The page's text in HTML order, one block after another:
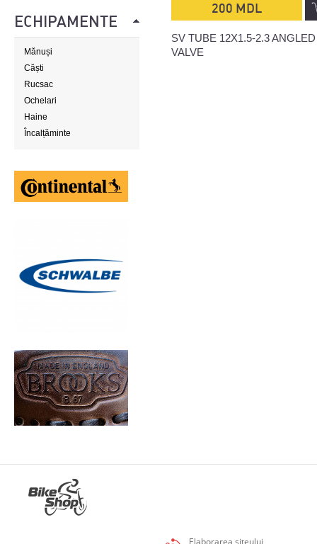
ECHIPAMENTE
Mănuși
Căști
Rucsac
Ochelari
Haine
Încalțăminte
200 MDL
SV TUBE 12X1.5-2.3 ANGLED
VALVE
Elaborarea siteului